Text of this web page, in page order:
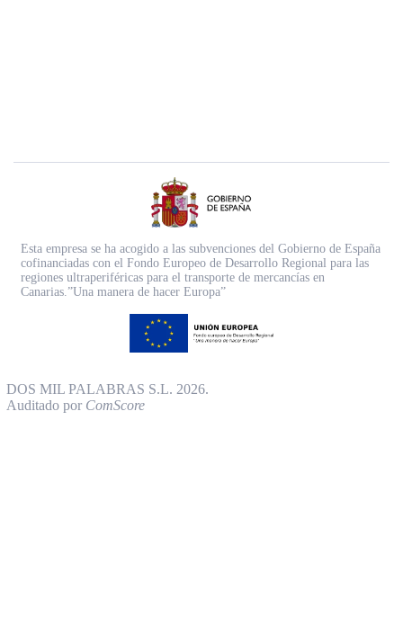
Esta empresa se ha acogido a las subvenciones del Gobierno de España
cofinanciadas con el Fondo Europeo de Desarrollo Regional para las
regiones ultraperiféricas para el transporte de mercancías en
Canarias.”Una manera de hacer Europa”
DOS MIL PALABRAS S.L. 2026.
Auditado por ComScore